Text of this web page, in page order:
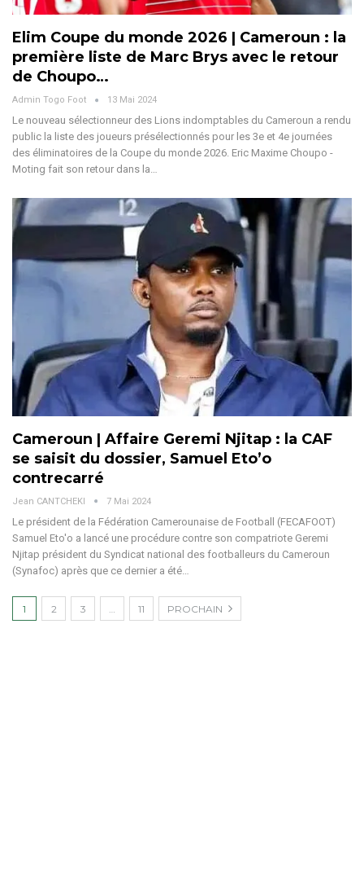
Elim Coupe du monde 2026 | Cameroun : la
première liste de Marc Brys avec le retour
de Choupo…
Admin Togo Foot 13 Mai 2024
Le nouveau sélectionneur des Lions indomptables du Cameroun a rendu
public la liste des joueurs présélectionnés pour les 3e et 4e journées
des éliminatoires de la Coupe du monde 2026. Eric Maxime Choupo -
Moting fait son retour dans la…
Cameroun | Affaire Geremi Njitap : la CAF
se saisit du dossier, Samuel Eto’o
contrecarré
Jean CANTCHEKI 7 Mai 2024
Le président de la Fédération Camerounaise de Football (FECAFOOT)
Samuel Eto'o a lancé une procédure contre son compatriote Geremi
Njitap président du Syndicat national des footballeurs du Cameroun
(Synafoc) après que ce dernier a été…
1 2 3 11 PROCHAIN